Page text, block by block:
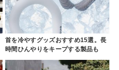
首を冷やすグッズおすすめ15選。長
時間ひんやりをキープする製品も